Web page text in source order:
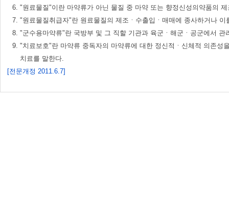
6. "원료물질"이란 마약류가 아닌 물질 중 마약 또는 향정신성의약품의
7. "원료물질취급자"란 원료물질의 제조ㆍ수출입ㆍ매매에 종사하거나
8. "군수용마약류"란 국방부 및 그 직할 기관과 육군ㆍ해군ㆍ공군에서 관
9. "치료보호"란 마약류 중독자의 마약류에 대한 정신적ㆍ신체적 의존
치료를 말한다.
[전문개정 2011.6.7]